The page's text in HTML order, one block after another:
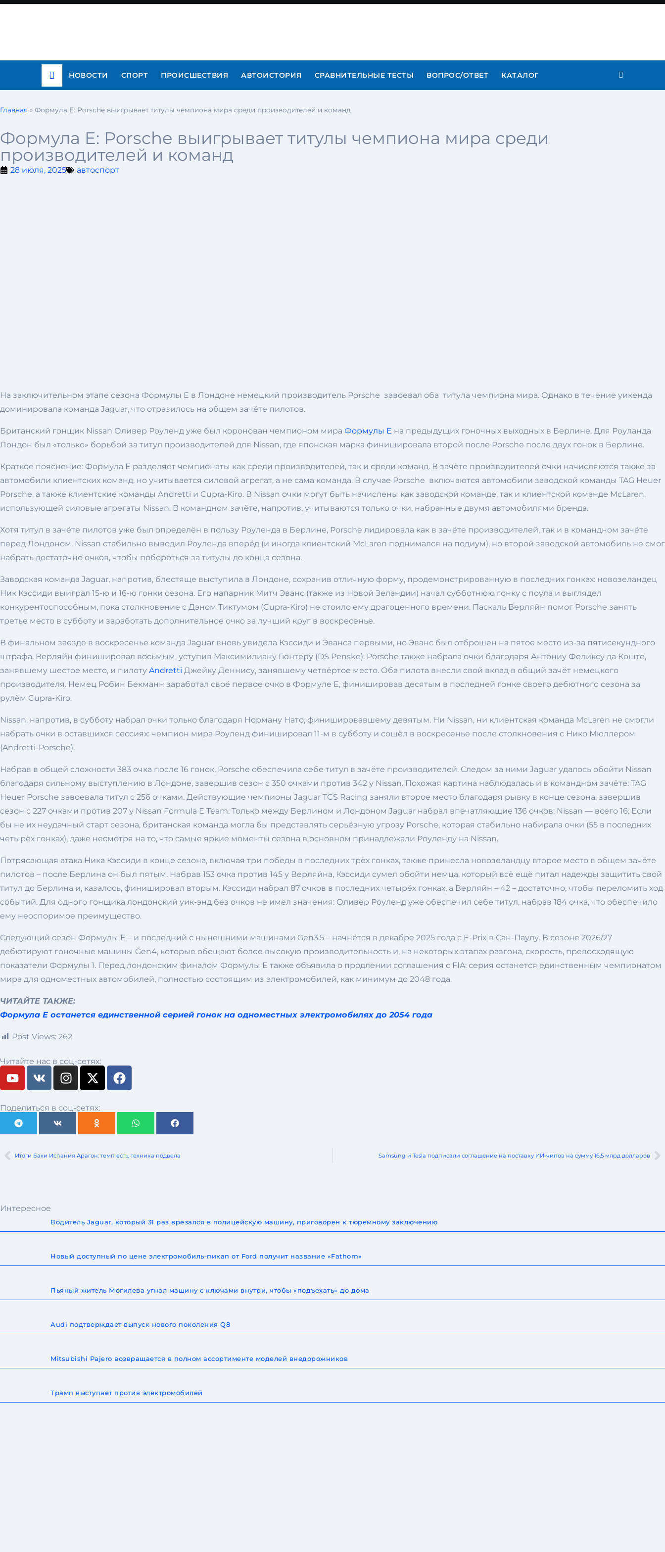
НОВОСТИ СПОРТ ПРОИСШЕСТВИЯ АВТОИСТОРИЯ СРАВНИТЕЛЬНЫЕ ТЕСТЫ ВОПРОС/ОТВЕТ КАТАЛОГ
Главная » Формула E: Porsche выигрывает титулы чемпиона мира среди производителей и команд
Формула E: Porsche выигрывает титулы чемпиона мира среди
производителей и команд
28 июля, 2025 автоспорт
На заключительном этапе сезона Формулы E в Лондоне немецкий производитель Porsche завоевал оба титула чемпиона мира. Однако в течение уикенда
доминировала команда Jaguar, что отразилось на общем зачёте пилотов.
Британский гонщик Nissan Оливер Роуленд уже был коронован чемпионом мира Формулы E на предыдущих гоночных выходных в Берлине. Для Роуланда
Лондон был «только» борьбой за титул производителей для Nissan, где японская марка финишировала второй после Porsche после двух гонок в Берлине.
Краткое пояснение: Формула E разделяет чемпионаты как среди производителей, так и среди команд. В зачёте производителей очки начисляются также за
автомобили клиентских команд, но учитывается силовой агрегат, а не сама команда. В случае Porsche включаются автомобили заводской команды TAG Heuer
Porsche, а также клиентские команды Andretti и Cupra-Kiro. В Nissan очки могут быть начислены как заводской команде, так и клиентской команде McLaren,
использующей силовые агрегаты Nissan. В командном зачёте, напротив, учитываются только очки, набранные двумя автомобилями бренда.
Хотя титул в зачёте пилотов уже был определён в пользу Роуленда в Берлине, Porsche лидировала как в зачёте производителей, так и в командном зачёте
перед Лондоном. Nissan стабильно выводил Роуленда вперёд (и иногда клиентский McLaren поднимался на подиум), но второй заводской автомобиль не смог
набрать достаточно очков, чтобы побороться за титулы до конца сезона.
Заводская команда Jaguar, напротив, блестяще выступила в Лондоне, сохранив отличную форму, продемонстрированную в последних гонках: новозеландец
Ник Кэссиди выиграл 15-ю и 16-ю гонки сезона. Его напарник Митч Эванс (также из Новой Зеландии) начал субботнюю гонку с поула и выглядел
конкурентоспособным, пока столкновение с Дэном Тиктумом (Cupra-Kiro) не стоило ему драгоценного времени. Паскаль Верляйн помог Porsche занять
третье место в субботу и заработать дополнительное очко за лучший круг в воскресенье.
В финальном заезде в воскресенье команда Jaguar вновь увидела Кэссиди и Эванса первыми, но Эванс был отброшен на пятое место из-за пятисекундного
штрафа. Верляйн финишировал восьмым, уступив Максимилиану Гюнтеру (DS Penske). Porsche также набрала очки благодаря Антониу Феликсу да Коште,
занявшему шестое место, и пилоту Andretti Джейку Деннису, занявшему четвёртое место. Оба пилота внесли свой вклад в общий зачёт немецкого
производителя. Немец Робин Бекманн заработал своё первое очко в Формуле E, финишировав десятым в последней гонке своего дебютного сезона за
рулём Cupra-Kiro.
Nissan, напротив, в субботу набрал очки только благодаря Норману Нато, финишировавшему девятым. Ни Nissan, ни клиентская команда McLaren не смогли
набрать очки в оставшихся сессиях: чемпион мира Роуленд финишировал 11-м в субботу и сошёл в воскресенье после столкновения с Нико Мюллером
(Andretti-Porsche).
Набрав в общей сложности 383 очка после 16 гонок, Porsche обеспечила себе титул в зачёте производителей. Следом за ними Jaguar удалось обойти Nissan
благодаря сильному выступлению в Лондоне, завершив сезон с 350 очками против 342 у Nissan. Похожая картина наблюдалась и в командном зачёте: TAG
Heuer Porsche завоевала титул с 256 очками. Действующие чемпионы Jaguar TCS Racing заняли второе место благодаря рывку в конце сезона, завершив
сезон с 227 очками против 207 у Nissan Formula E Team. Только между Берлином и Лондоном Jaguar набрал впечатляющие 136 очков; Nissan — всего 16. Если
бы не их неудачный старт сезона, британская команда могла бы представлять серьёзную угрозу Porsche, которая стабильно набирала очки (55 в последних
четырёх гонках), даже несмотря на то, что самые яркие моменты сезона в основном принадлежали Роуленду на Nissan.
Потрясающая атака Ника Кэссиди в конце сезона, включая три победы в последних трёх гонках, также принесла новозеландцу второе место в общем зачёте
пилотов – после Берлина он был пятым. Набрав 153 очка против 145 у Верляйна, Кэссиди сумел обойти немца, который всё ещё питал надежды защитить свой
титул до Берлина и, казалось, финишировал вторым. Кэссиди набрал 87 очков в последних четырёх гонках, а Верляйн – 42 – достаточно, чтобы переломить ход
событий. Для одного гонщика лондонский уик-энд без очков не имел значения: Оливер Роуленд уже обеспечил себе титул, набрав 184 очка, что обеспечило
ему неоспоримое преимущество.
Следующий сезон Формулы E – и последний с нынешними машинами Gen3.5 – начнётся в декабре 2025 года с E-Prix в Сан-Паулу. В сезоне 2026/27
дебютируют гоночные машины Gen4, которые обещают более высокую производительность и, на некоторых этапах разгона, скорость, превосходящую
показатели Формулы 1. Перед лондонским финалом Формулы E также объявила о продлении соглашения с FIA: серия останется единственным чемпионатом
мира для одноместных автомобилей, полностью состоящим из электромобилей, как минимум до 2048 года.
ЧИТАЙТЕ ТАКЖЕ:
Формула E останется единственной серией гонок на одноместных электромобилях до 2054 года
Post Views: 262
Читайте нас в соц-сетях:
Поделиться в соц-сетях:
Итоги Бахи Испания Арагон: темп есть, техника подвела Samsung и Tesla подписали соглашение на поставку ИИ-чипов на сумму 16,5 млрд долларов
Интересное
Водитель Jaguar, который 31 раз врезался в полицейскую машину, приговорен к тюремному заключению
Новый доступный по цене электромобиль-пикап от Ford получит название «Fathom»
Пьяный житель Могилева угнал машину с ключами внутри, чтобы «подъехать» до дома
Audi подтверждает выпуск нового поколения Q8
Mitsubishi Pajero возвращается в полном ассортименте моделей внедорожников
Трамп выступает против электромобилей